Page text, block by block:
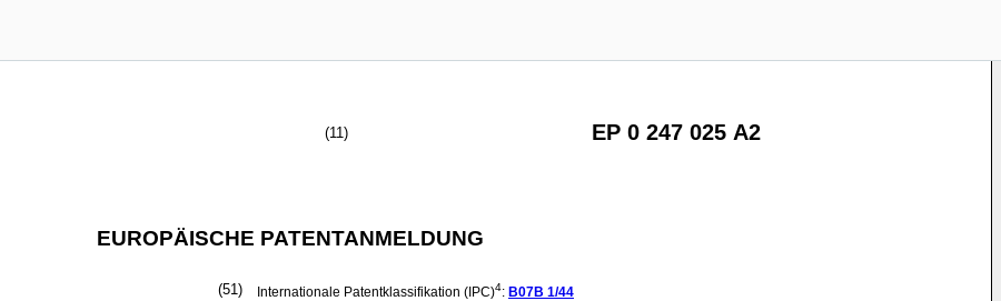
(11) EP 0 247 025 A2
EUROPÄISCHE PATENTANMELDUNG
(51) Internationale Patentklassifikation (IPC)4: B07B 1/44